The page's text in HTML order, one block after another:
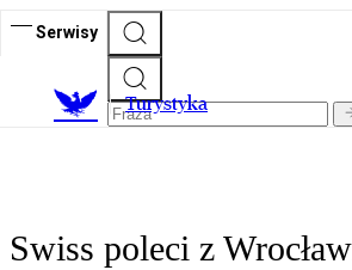
Serwisy
Turystyka
Swiss poleci z